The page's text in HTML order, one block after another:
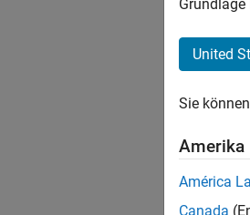
United
Sie
Amerika
América
Canada